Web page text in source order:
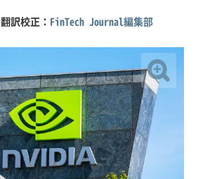
翻訳校正： FinTech Journal編集部